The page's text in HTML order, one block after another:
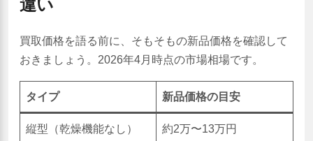
違い
買取価格を語る前に、そもそもの新品価格を確認して
おきましょう。2026年4月時点の市場相場です。
タイプ 新品価格の目安
縦型（乾燥機能なし） 約2万〜13万円